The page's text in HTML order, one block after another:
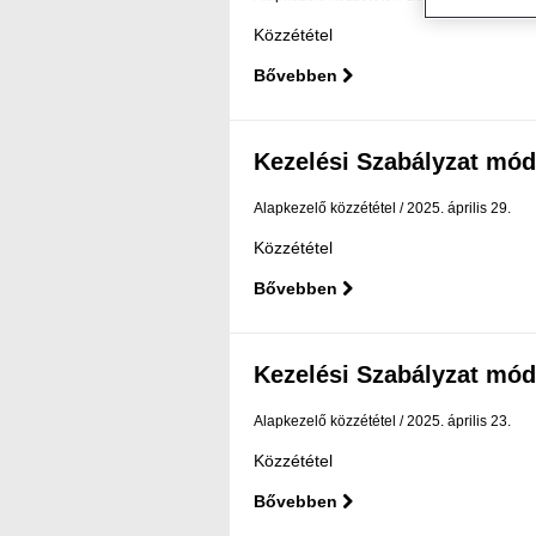
Közzététel
Bővebben
Kezelési Szabályzat
Alapkezelő közzététel 2025. április 29.
Közzététel
Bővebben
Kezelési Szabályzat
Alapkezelő közzététel 2025. április 23.
Közzététel
Bővebben